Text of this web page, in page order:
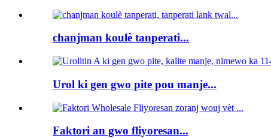
chanjman koulè tanperati...
Urol ki gen gwo pite pou manje...
Faktori an gwo fliyoresan...